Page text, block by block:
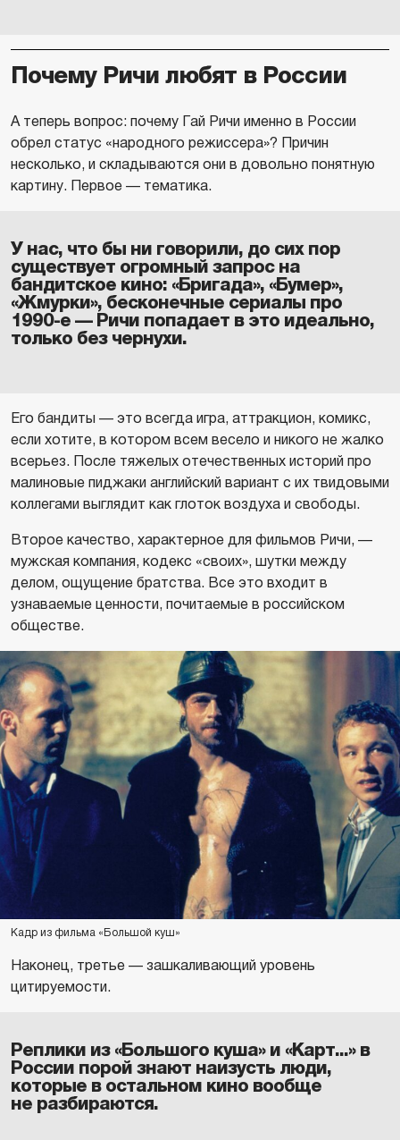
Почему Ричи любят в России
А теперь вопрос: почему Гай Ричи именно в России
обрел статус «народного режиссера»? Причин
несколько, и складываются они в довольно понятную
картину. Первое — тематика.
У нас, что бы ни говорили, до сих пор
существует огромный запрос на
бандитское кино: «Бригада», «Бумер»,
«Жмурки», бесконечные сериалы про
1990-е — Ричи попадает в это идеально,
только без чернухи.
Его бандиты — это всегда игра, аттракцион, комикс,
если хотите, в котором всем весело и никого не жалко
всерьез. После тяжелых отечественных историй про
малиновые пиджаки английский вариант с их твидовыми
коллегами выглядит как глоток воздуха и свободы.
Второе качество, характерное для фильмов Ричи, —
мужская компания, кодекс «своих», шутки между
делом, ощущение братства. Все это входит в
узнаваемые ценности, почитаемые в российском
обществе.
Кадр из фильма «Большой куш»
Наконец, третье — зашкаливающий уровень
цитируемости.
Реплики из «Большого куша» и «Карт...» в
России порой знают наизусть люди,
которые в остальном кино вообще
не разбираются.